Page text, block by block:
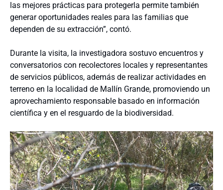
las mejores prácticas para protegerla permite también
generar oportunidades reales para las familias que
dependen de su extracción”, contó.
Durante la visita, la investigadora sostuvo encuentros y
conversatorios con recolectores locales y representantes
de servicios públicos, además de realizar actividades en
terreno en la localidad de Mallín Grande, promoviendo un
aprovechamiento responsable basado en información
científica y en el resguardo de la biodiversidad.